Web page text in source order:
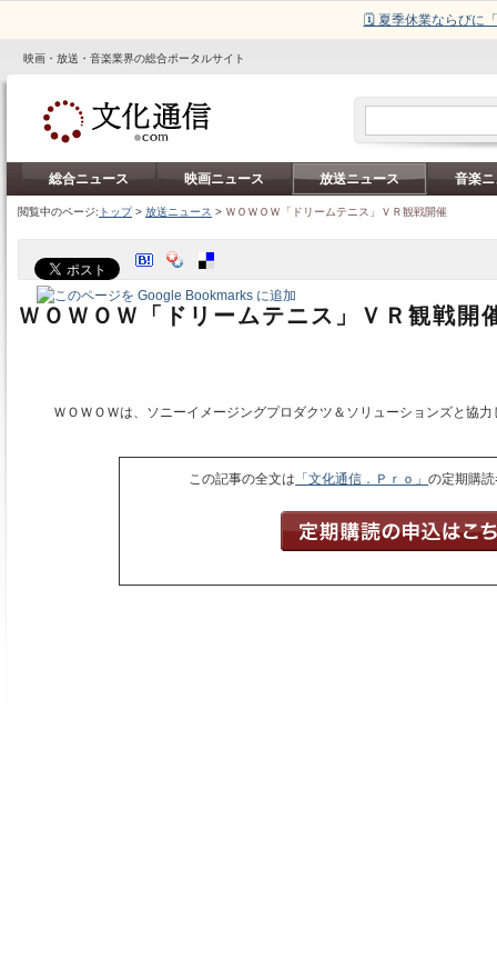
🗓️ 夏季休業ならびに
映画・放送・音楽業界の総合ポータルサイト
総合ニュース 映画ニュース 放送ニュース 音楽
閲覧中のページ: トップ> 放送ニュース > ＷＯＷＯＷ「ドリームテニス」ＶＲ観戦開催
ＷＯＷＯＷ「ドリームテニス」ＶＲ観戦開
ＷＯＷＯＷは、ソニーイメージングプロダクツ＆ソリューションズと協
この記事の全文は 「文化通信．Ｐｒｏ」の定期購